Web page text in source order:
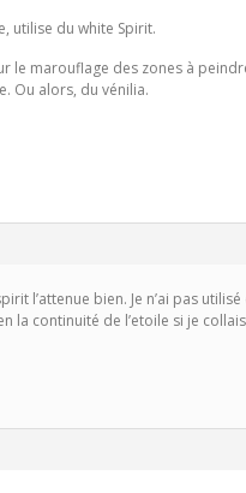
utilise du white Spirit.
le marouflage des zones à
Ou alors, du vénilia.
l’attenue bien. Je n’ai pas
la continuité de l’etoile si je